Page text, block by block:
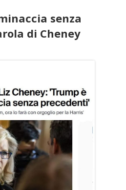
senza
di Cheney